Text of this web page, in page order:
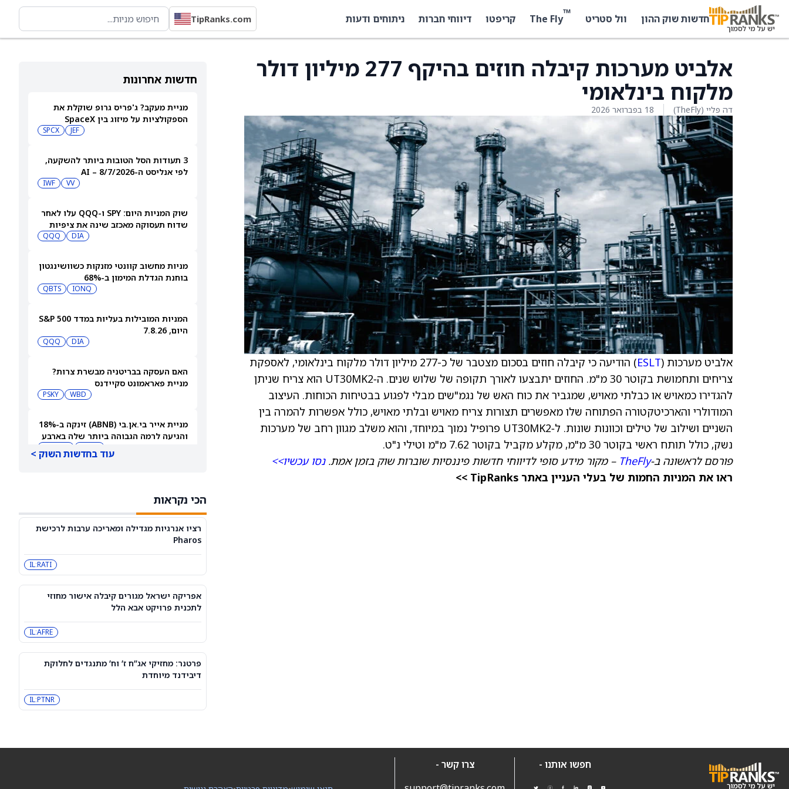
חדשות שוק ההון וול סטריט ™
The Fly קריפטו דיווחי חברות ניתוחים ודעות TipRanks.com
חדשות אחרונות
מניית מעקב? ג'פריס גרופ שוקלת את
הספקולציות על מיזוג בין SpaceX
JEF
SPCX
3 תעודות הסל הטובות ביותר להשקעה,
לפי אנליסט ה-AI – 8/7/2026
VV
IWF
שוק המניות היום: SPY ו-QQQ עלו לאחר
שדוח תעסוקה מאכזב שינה את ציפיות
DIA
QQQ
מניות מחשוב קוונטי מזנקות כשוושינגטון
בוחנת הגדלת המימון ב-68%
IONQ
QBTS
המניות המובילות בעליות במדד S&P 500
היום, 7.8.26
DIA
QQQ
האם העסקה בבריטניה מבשרת צרות?
מניית פאראמונט סקיידנס
WBD
PSKY
מניית אייר בי.אן.בי (ABNB) זינקה ב-18%
והגיעה לרמה הגבוהה ביותר שלה בארבע
בגודלה בארה"ב
3 מניות דיבידנד אריסטוקרט בדירוג
קנייה חזקה שכדאי לקנות עכשיו כדי
לקבל תשלום בספטמבר — 8/7/26
CVX
JNJ
מניית פורד (NYSE:F) עולה, אך עולים
ספקות לגבי ה-Fathom
3 מניות ה-AI הטובות ביותר עם פוטנציאל
INOD
סוכני AI ממשיכים לפרוץ לחברות, אבל
META
PC:ANTPQ
עוד בחדשות השוק >
הכי נקראות
רציו אנרגיות מגדילה ומאריכה ערבות לרכישת
Pharos
IL:RATI
אפריקה ישראל מגורים קיבלה אישור מחוזי
לתכנית פרויקט אבא הלל
IL:AFRE
פרטנר: מחזיקי אג”ח ז’ וח’ מתנגדים לחלוקת
דיבידנד מיוחדת
IL:PTNR
אלביט מערכות קיבלה חוזים בהיקף 277 מיליון דולר
מלקוח בינלאומי
דה פליי (TheFly) 18 בפברואר 2026
אלביט מערכות (ESLT
) הודיעה כי קיבלה חוזים בסכום מצטבר של כ-277 מיליון דולר מלקוח בינלאומי, לאספקת
צריחים ותחמושת בקוטר 30 מ"מ. החוזים יתבצעו לאורך תקופה של שלוש שנים. ה‑UT30MK2 הוא צריח שניתן
להגדירו כמאויש או כבלתי מאויש, שמגביר את כוח האש של נגמ"שים מבלי לפגוע בבטיחות הכוחות. העיצוב
המודולרי והארכיטקטורה הפתוחה שלו מאפשרים תצורות צריח מאויש ובלתי מאויש, כולל אפשרות להמרה בין
השניים ושילוב של טילים וכוונות שונות. ל‑UT30MK2 פרופיל נמוך במיוחד, והוא משלב מגוון רחב של מערכות
נשק, כולל תותח ראשי בקוטר 30 מ"מ, מקלע מקביל בקוטר 7.62 מ"מ וטילי נ"ט.
פורסם לראשונה ב-TheFly – מקור מידע סופי לדיווחי חדשות פיננסיות שוברות שוק בזמן אמת.נסו עכשיו>>
ראו את המניות החמות של בעלי העניין באתר TipRanks >>
חפשו אותנו -
צרו קשר -